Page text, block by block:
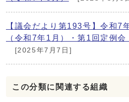
【議会だより第193号】令和7
（令和7年1月）・第1回定例
[2025年7月7日]
この分類に関連する組織